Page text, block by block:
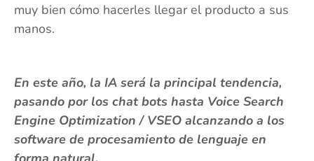
muy bien cómo hacerles llegar el producto a sus
manos.
En este año, la IA será la principal tendencia,
pasando por los chat bots hasta Voice Search
Engine Optimization / VSEO alcanzando a los
software de procesamiento de lenguaje en